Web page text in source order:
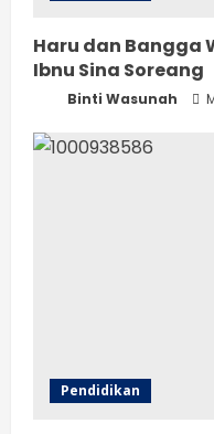
Haru dan Bangga
Ibnu Sina Soreang
Binti Wasunah
Pendidikan